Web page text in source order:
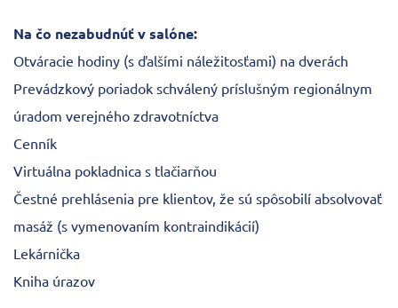
Na čo nezabudnúť v salóne:
Otváracie hodiny (s ďalšími náležitosťami) na dverách
Prevádzkový poriadok schválený príslušným regionálnym
úradom verejného zdravotníctva
Cenník
Virtuálna pokladnica s tlačiarňou
Čestné prehlásenia pre klientov, že sú spôsobilí absolvovať
masáž (s vymenovaním kontraindikácií)
Lekárnička
Kniha úrazov